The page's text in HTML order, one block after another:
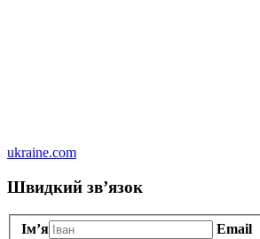
ukraine.com
Швидкий зв’язок
Ім’я
Email